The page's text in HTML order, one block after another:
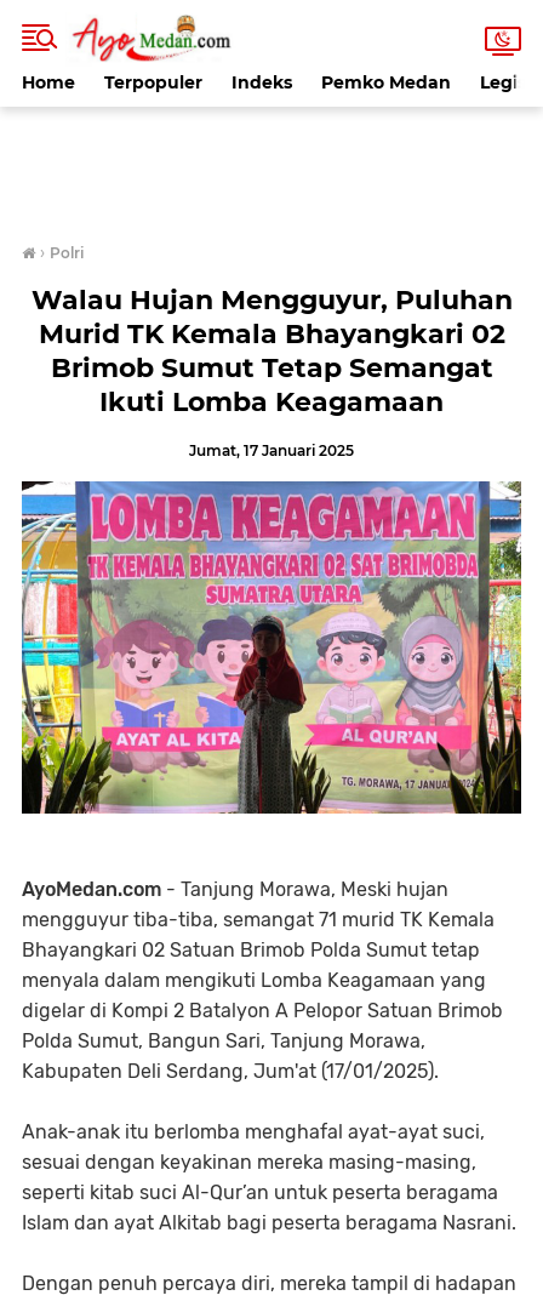
Home Terpopuler Indeks Pemko Medan
› Polri
Walau Hujan Mengguyur, Puluhan
Murid TK Kemala Bhayangkari 02
Brimob Sumut Tetap Semangat
Ikuti Lomba Keagamaan
Jumat, 17 Januari 2025
AyoMedan.com - Tanjung Morawa, Meski hujan
mengguyur tiba-tiba, semangat 71 murid TK Kemala
Bhayangkari 02 Satuan Brimob Polda Sumut tetap
menyala dalam mengikuti Lomba Keagamaan yang
digelar di Kompi 2 Batalyon A Pelopor Satuan Brimob
Polda Sumut, Bangun Sari, Tanjung Morawa,
Kabupaten Deli Serdang, Jum'at (17/01/2025).
Anak-anak itu berlomba menghafal ayat-ayat suci,
sesuai dengan keyakinan mereka masing-masing,
seperti kitab suci Al-Qur’an untuk peserta beragama
Islam dan ayat Alkitab bagi peserta beragama Nasrani.
Dengan penuh percaya diri, mereka tampil di hadapan